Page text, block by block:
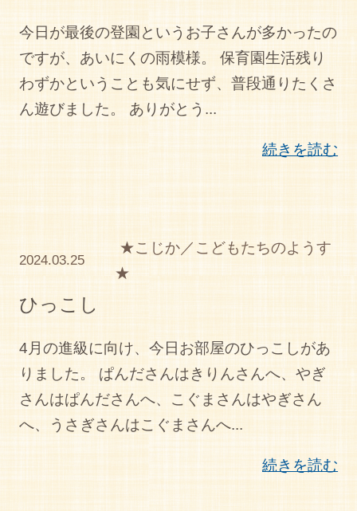
今日が最後の登園というお子さんが多かったの
ですが、あいにくの雨模様。 保育園生活残り
わずかということも気にせず、普段通りたくさ
ん遊びました。 ありがとう...
続きを読む
2024.03.25
★こじか／こどもたちのようす
★
ひっこし
4月の進級に向け、今日お部屋のひっこしがあ
りました。 ぱんださんはきりんさんへ、やぎ
さんはぱんださんへ、こぐまさんはやぎさん
へ、うさぎさんはこぐまさんへ...
続きを読む